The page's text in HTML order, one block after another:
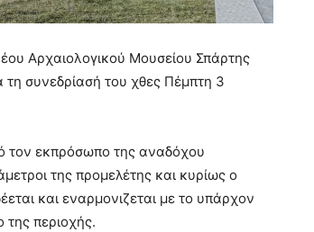
Αρχαιολογικού Μουσείου Σπάρτης
συνεδρίασή του χθες Πέμπτη 3
τον εκπρόσωπο της αναδόχου
της προμελέτης και κυρίως ο
και εναρμονιζεται με το υπάρχον
της περιοχής.